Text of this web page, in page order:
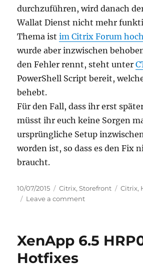
durchzuführen, wird danach
Wallat Dienst nicht mehr
Thema istim Citrix Forum
wurde aber inzwischen
den Fehler rennt, steht unter
PowerShell Script bereit,
behebt.
Für den Fall, dass ihr erst
müsst ihr euch keine Sorgen
ursprüngliche Setup
worden ist, so dass es den Fix
braucht.
Posted
on
10/07/2015 Categories
Citrix,Storefront Tags
Citrix,
Leave a commenton
von
XenApp 6.5
Hotfixes